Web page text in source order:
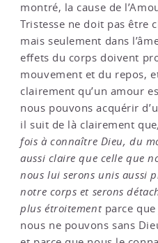
montré, la cause de
Tristesse ne doit pas être
mais seulement dans
effets du corps doivent
mouvement et du repos,
clairement qu’un amour
nous pouvons acquérir
il suit de là clairement que
fois à connaître Dieu, du
aussi claire que celle que
nous lui serons unis aussi
notre corps et serons
plus étroitementparce que
nous ne pouvons sans